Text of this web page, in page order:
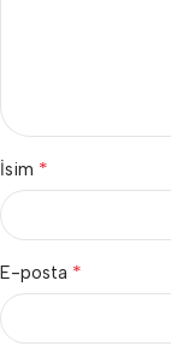
İsim *
E-posta *